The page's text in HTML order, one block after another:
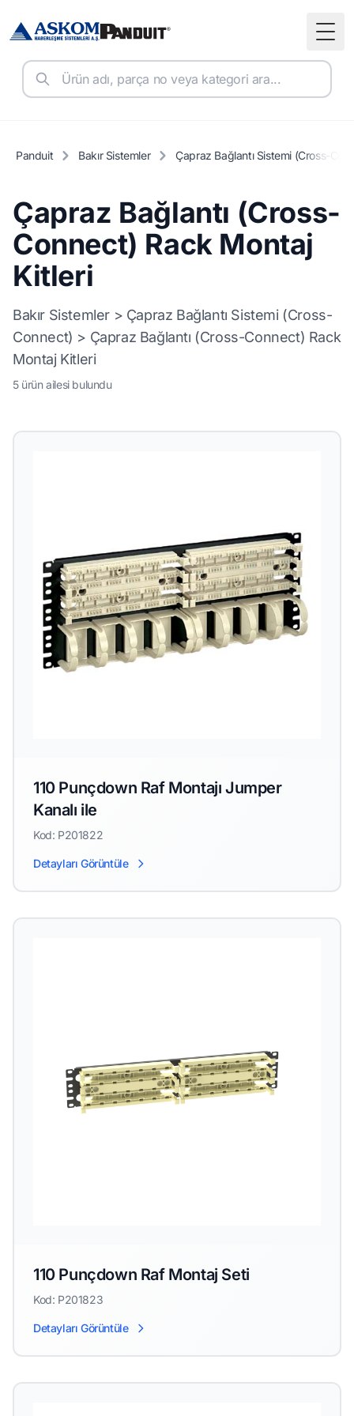
Panduit Bakır Sistemler Çapraz Bağlantı Sistemi (Cross-
Çapraz Bağlantı (Cross-
Connect) Rack Montaj
Kitleri
Bakır Sistemler > Çapraz Bağlantı Sistemi (Cross-
Connect) > Çapraz Bağlantı (Cross-Connect) Rack
Montaj Kitleri
5 ürün ailesi bulundu
110 Punçdown Raf Montajı Jumper
Kanalı ile
Kod: P201822
Detayları Görüntüle
110 Punçdown Raf Montaj Seti
Kod: P201823
Detayları Görüntüle